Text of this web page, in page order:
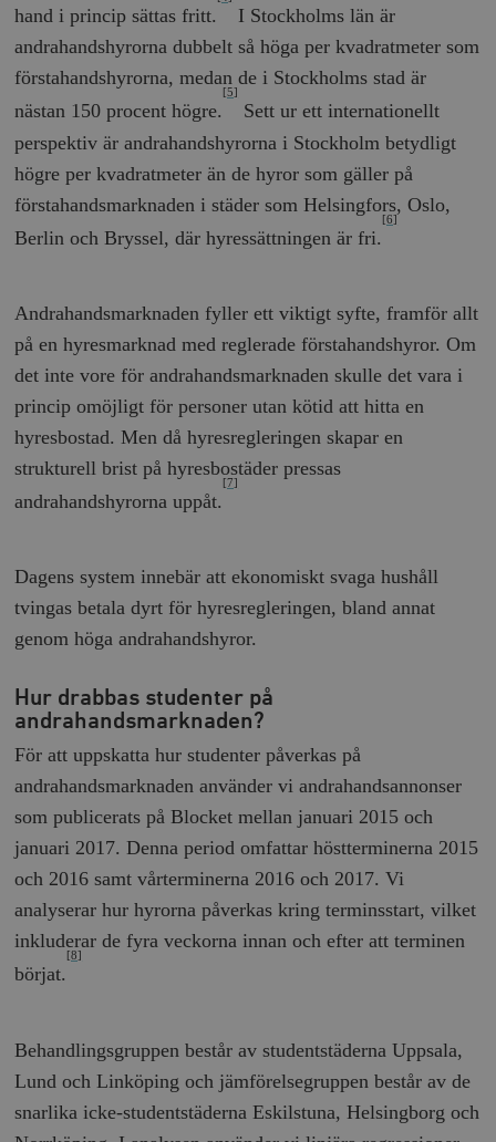
hand i princip sättas fritt.
I Stockholms län är
andrahandshyrorna dubbelt så höga per kvadratmeter som
förstahandshyrorna, medan de i Stockholms stad är
nästan 150 procent högre.
[5]
Sett ur ett internationellt
perspektiv är andrahandshyrorna i Stockholm betydligt
högre per kvadratmeter än de hyror som gäller på
förstahandsmarknaden i städer som Helsingfors, Oslo,
Berlin och Bryssel, där hyressättningen är fri.
[6]
Andrahandsmarknaden fyller ett viktigt syfte, framför allt
på en hyresmarknad med reglerade förstahandshyror. Om
det inte vore för andrahandsmarknaden skulle det vara i
princip omöjligt för personer utan kötid att hitta en
hyresbostad. Men då hyresregleringen skapar en
strukturell brist på hyresbostäder pressas
andrahandshyrorna uppåt.
[7]
Dagens system innebär att ekonomiskt svaga hushåll
tvingas betala dyrt för hyresregleringen, bland annat
genom höga andrahandshyror.
Hur drabbas studenter på
andrahandsmarknaden?
För att uppskatta hur studenter påverkas på
andrahandsmarknaden använder vi andrahandsannonser
som publicerats på Blocket mellan januari 2015 och
januari 2017. Denna period omfattar höstterminerna 2015
och 2016 samt vårterminerna 2016 och 2017. Vi
analyserar hur hyrorna påverkas kring terminsstart, vilket
inkluderar de fyra veckorna innan och efter att terminen
börjat.
[8]
Behandlingsgruppen består av studentstäderna Uppsala,
Lund och Linköping och jämförelsegruppen består av de
snarlika icke-studentstäderna Eskilstuna, Helsingborg och